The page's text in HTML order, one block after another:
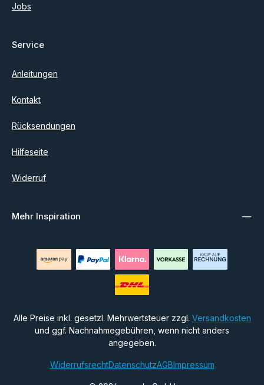
Jobs
Service
Anleitungen
Kontakt
Rücksendungen
Hilfeseite
Widerruf
Mehr Inspiration
Alle Preise inkl. gesetzl. Mehrwertsteuer zzgl. Versandkosten
und ggf. Nachnahmegebühren, wenn nicht anders
angegeben.
WiderrufsrechtDatenschutzAGBImpressum